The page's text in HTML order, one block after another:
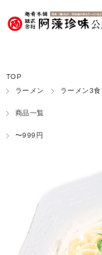
TOP
ラーメン
ラーメン3
商品一覧
〜999円